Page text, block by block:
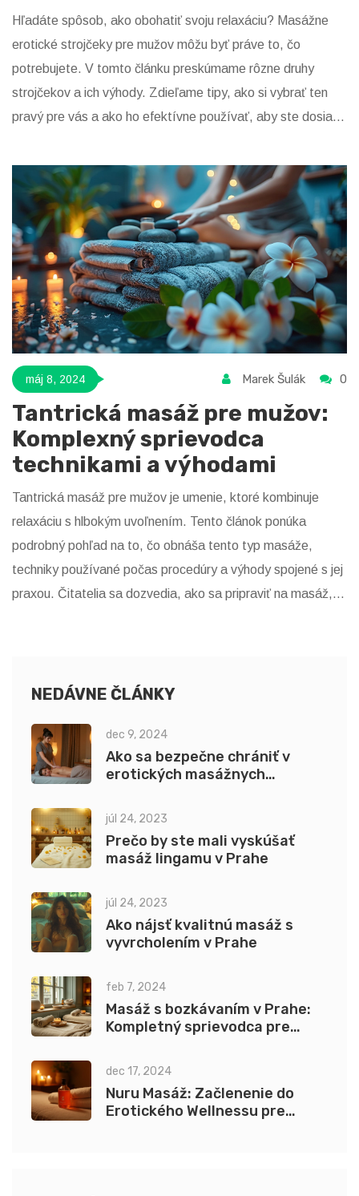
Hľadáte spôsob, ako obohatiť svoju relaxáciu? Masážne
erotické strojčeky pre mužov môžu byť práve to, čo
potrebujete. V tomto článku preskúmame rôzne druhy
strojčekov a ich výhody. Zdieľame tipy, ako si vybrať ten
pravý pre vás a ako ho efektívne používať, aby ste dosiahli
máj 8, 2024 Marek Šulák 0
Tantrická masáž pre mužov:
Komplexný sprievodca
technikami a výhodami
Tantrická masáž pre mužov je umenie, ktoré kombinuje
relaxáciu s hlbokým uvoľnením. Tento článok ponúka
podrobný pohľad na to, čo obnáša tento typ masáže,
techniky používané počas procedúry a výhody spojené s jej
praxou. Čitatelia sa dozvedia, ako sa pripraviť na masáž,
NEDÁVNE ČLÁNKY
dec 9, 2024
Ako sa bezpečne chrániť v
erotických masážnych
júl 24, 2023
Prečo by ste mali vyskúšať
masáž lingamu v Prahe
júl 24, 2023
Ako nájsť kvalitnú masáž s
vyvrcholením v Prahe
feb 7, 2024
Masáž s bozkávaním v Prahe:
Kompletný sprievodca pre
dec 17, 2024
Nuru Masáž: Začlenenie do
Erotického Wellnessu pre